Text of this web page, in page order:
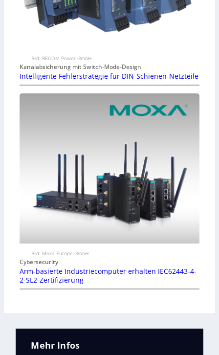
Bild: RECOM Power GmbH
Kanalabsicherung mit Switch-Mode-Design
Intelligente Fehlerstrategie für DIN-Schienen-Netzteile
Bild: Moxa Europe GmbH
Cybersecurity
Arm-basierte Industriecomputer erhalten IEC62443-4-
2-SL2-Zertifizierung
Mehr Infos